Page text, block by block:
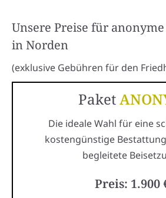
Unsere Preise für
in Norden
(exklusive Gebühren für den
Paket
Die ideale Wahl für eine
kostengünstige
begleitete
Preis: 1.900